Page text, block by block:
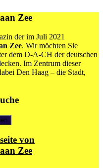
Zee
der im Juli 2021
Zee. Wir möchten Sie
dem D-A-CH der deutschen
Im Zentrum dieser
Den Haag – die Stadt,
von
Zee